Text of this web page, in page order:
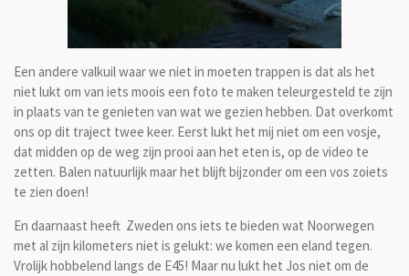
Een andere valkuil waar we niet in moeten trappen is dat als het
niet lukt om van iets moois een foto te maken teleurgesteld te zijn
in plaats van te genieten van wat we gezien hebben. Dat overkomt
ons op dit traject twee keer. Eerst lukt het mij niet om een vosje,
dat midden op de weg zijn prooi aan het eten is, op de video te
zetten. Balen natuurlijk maar het blijft bijzonder om een vos zoiets
te zien doen!
En daarnaast heeft Zweden ons iets te bieden wat Noorwegen
met al zijn kilometers niet is gelukt: we komen een eland tegen.
Vrolijk hobbelend langs de E45! Maar nu lukt het Jos niet om de